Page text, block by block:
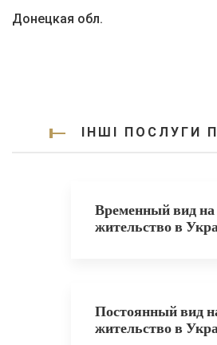
Донецкая обл.
ІНШІ ПОСЛУГИ
Временный вид на
жительство в
Постоянный вид
жительство в